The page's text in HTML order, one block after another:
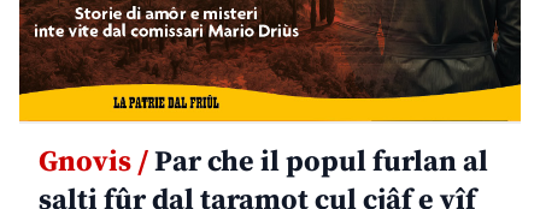
Gnovis /Par che il popul furlan al
salti fûr dal taramot cul cjâf e vîf